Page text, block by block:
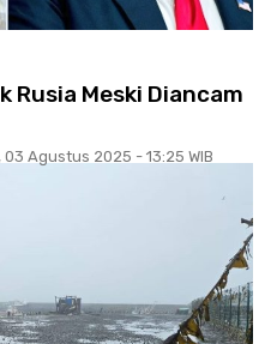
Rusia Meski Diancam
03 Agustus 2025 - 13:25 WIB